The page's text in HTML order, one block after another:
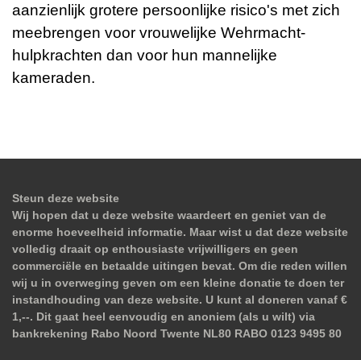
aanzienlijk grotere persoonlijke risico's met zich
meebrengen voor vrouwelijke Wehrmacht-
hulpkrachten dan voor hun mannelijke
kameraden.
Steun deze website
Wij hopen dat u deze website waardeert en geniet van de
enorme hoeveelheid informatie. Maar wist u dat deze website
volledig draait op enthousiaste vrijwilligers en geen
commerciële en betaalde uitingen bevat. Om die reden willen
wij u in overweging geven om een kleine donatie te doen ter
instandhouding van deze website. U kunt al doneren vanaf €
1,--. Dit gaat heel eenvoudig en anoniem (als u wilt) via
bankrekening Rabo Noord Twente NL80 RABO 0123 9495 80